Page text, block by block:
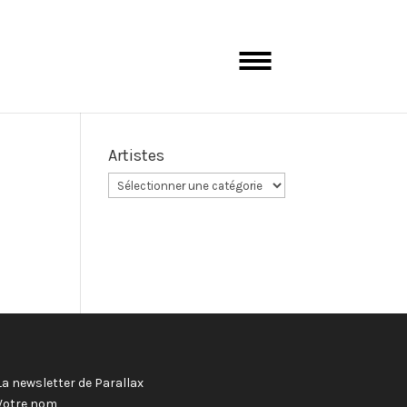
Artistes
newsletter de Parallax
nom